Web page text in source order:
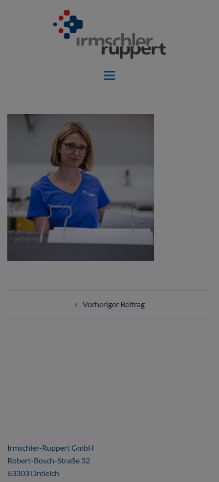
Vorheriger Beitrag
Irmschler-Ruppert GmbH
Robert-Bosch-Straße 32
63303 Dreieich